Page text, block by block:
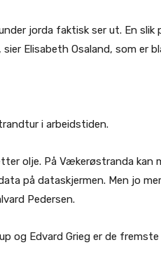
jorda faktisk ser ut. En slik
Elisabeth Osaland, som er
i arbeidstiden.
olje. På Vækerøstranda kan
på dataskjermen. Men jo
Pedersen.
og Edvard Grieg er de fremste